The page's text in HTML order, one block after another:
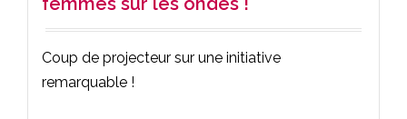
Coup de projecteur sur une initiative
remarquable !